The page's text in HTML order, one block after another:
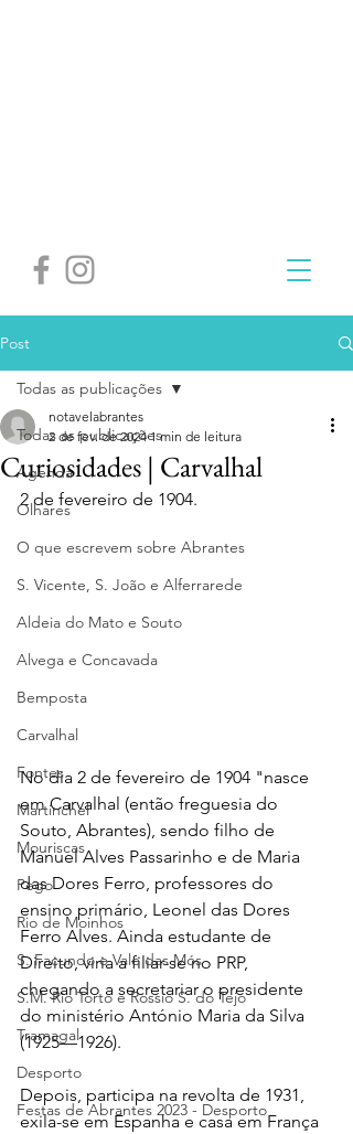
Post
Todas as publicações
Agenda
Olhares
O que escrevem sobre Abrantes
S. Vicente, S. João e Alferrarede
Aldeia do Mato e Souto
Alvega e Concavada
Bemposta
Carvalhal
Fontes
Martinchel
Mouriscas
Pego
Rio de Moinhos
S. Facundo e Vale das Mós
S.M. Rio Torto e Rossio S. do Tejo
Tramagal
Desporto
Festas de Abrantes 2023 - Desporto
Todas as publicações
Curiosidades | Carvalhal
notavelabrantes
2 de fev. de 2024 1 min de leitura
2 de fevereiro de 1904.
No dia 2 de fevereiro de 1904 "nasce
em Carvalhal (então freguesia do
Souto, Abrantes), sendo filho de
Manuel Alves Passarinho e de Maria
das Dores Ferro, professores do
ensino primário, Leonel das Dores
Ferro Alves. Ainda estudante de
Direito, viria a filiar-se no PRP,
chegando a secretariar o presidente
do ministério António Maria da Silva
(1925—1926).
Depois, participa na revolta de 1931,
exila-se em Espanha e casa em França